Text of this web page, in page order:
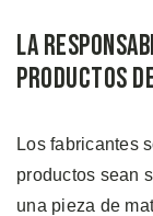
La
Productos
Los fabricantes
productos sean
una pieza de